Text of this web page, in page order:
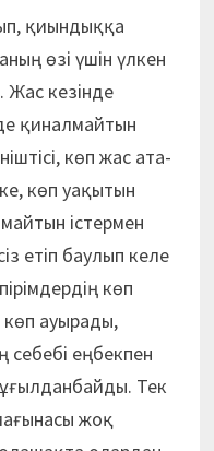
қиындыққа
өзі үшін үлкен
Жас кезінде
қиналмайтын
көп жас ата-
көп уақытын
істермен
етіп баулып келе
көп
көп ауырады,
еңбекпен
Тек
жоқ